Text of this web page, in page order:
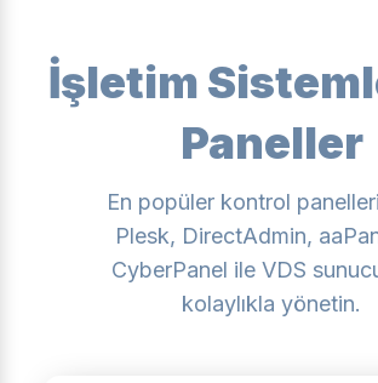
İşletim
Paneller
En popüler kontrol
Plesk, DirectAdmin,
CyberPanel ile VDS
kolaylıkla yönetin.